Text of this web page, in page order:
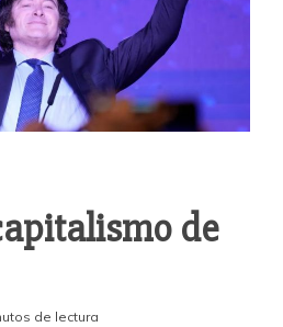
de
de lectura